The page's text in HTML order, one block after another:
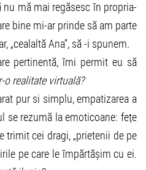
mă mai regăsesc în propria-
bine mi-ar prinde să am parte
„cealaltă Ana”, să -i spunem.
pertinentă, îmi permit eu să
o realitate virtuală?
pur si simplu, empatizarea a
se rezumă la emoticoane: fețe
trimit cei dragi, „prietenii de pe
pe care le împărtășim cu ei.